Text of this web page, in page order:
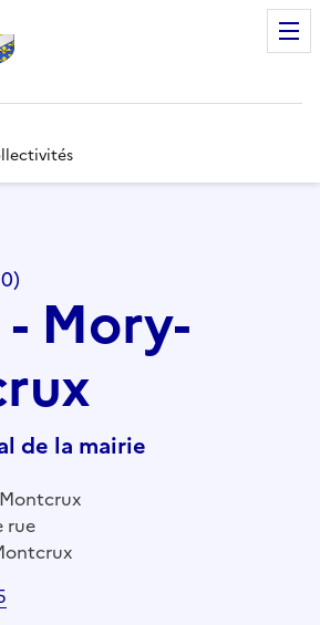
Mory-
de la mairie
rue